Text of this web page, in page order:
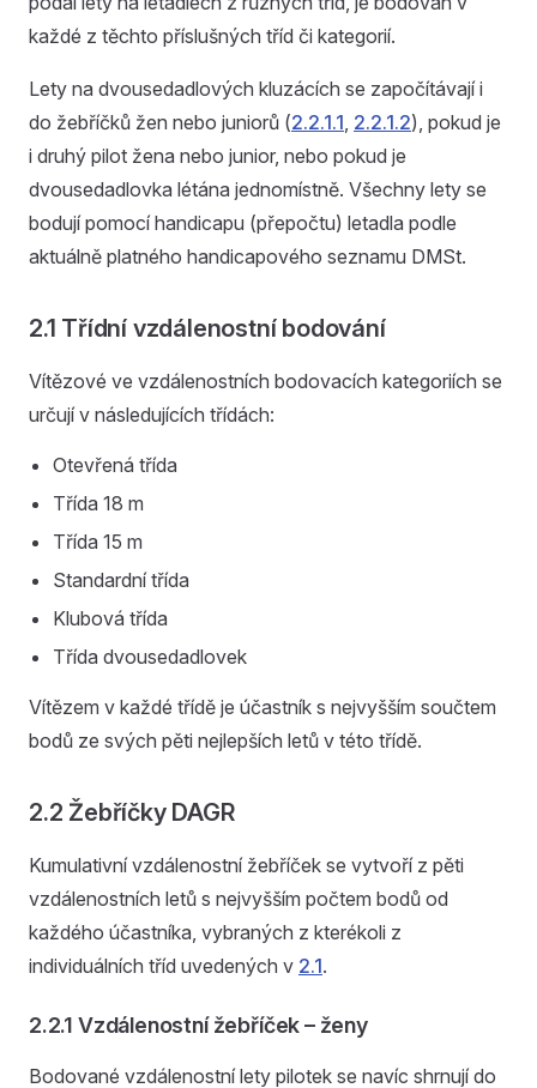
každé z těchto příslušných tříd či kategorií.
Lety na dvousedadlových kluzácích se započítávají i
do žebříčků žen nebo juniorů (2.2.1.1 2.2.1.2), pokud je
i druhý pilot žena nebo junior, nebo pokud je
dvousedadlovka létána jednomístně. Všechny lety se
bodují pomocí handicapu (přepočtu) letadla podle
aktuálně platného handicapového seznamu DMSt.
2.1 Třídní vzdálenostní bodování
Vítězové ve vzdálenostních bodovacích kategoriích se
určují v následujících třídách:
Otevřená třída
Třída 18 m
Třída 15 m
Standardní třída
Klubová třída
Třída dvousedadlovek
Vítězem v každé třídě je účastník s nejvyšším součtem
bodů ze svých pěti nejlepších letů v této třídě.
2.2 Žebříčky DAGR
Kumulativní vzdálenostní žebříček se vytvoří z pěti
vzdálenostních letů s nejvyšším počtem bodů od
každého účastníka, vybraných z kterékoli z
individuálních tříd uvedených v 2.1.
2.2.1 Vzdálenostní žebříček – ženy
Bodované vzdálenostní lety pilotek se navíc shrnují do